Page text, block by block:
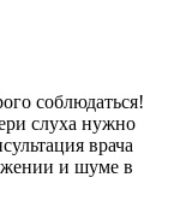
соблюдаться!
слуха нужно
врача
и шуме в